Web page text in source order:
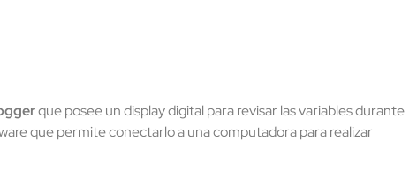
que posee un display digital para revisar las variables durante
que permite conectarlo a una computadora para realizar